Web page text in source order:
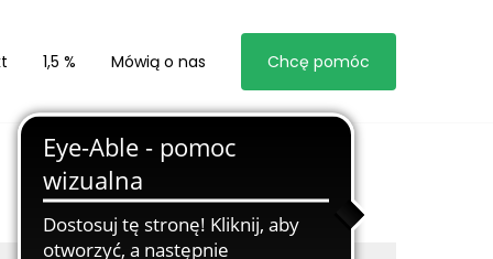
1,5 % Mówią o nas Chcę pomóc